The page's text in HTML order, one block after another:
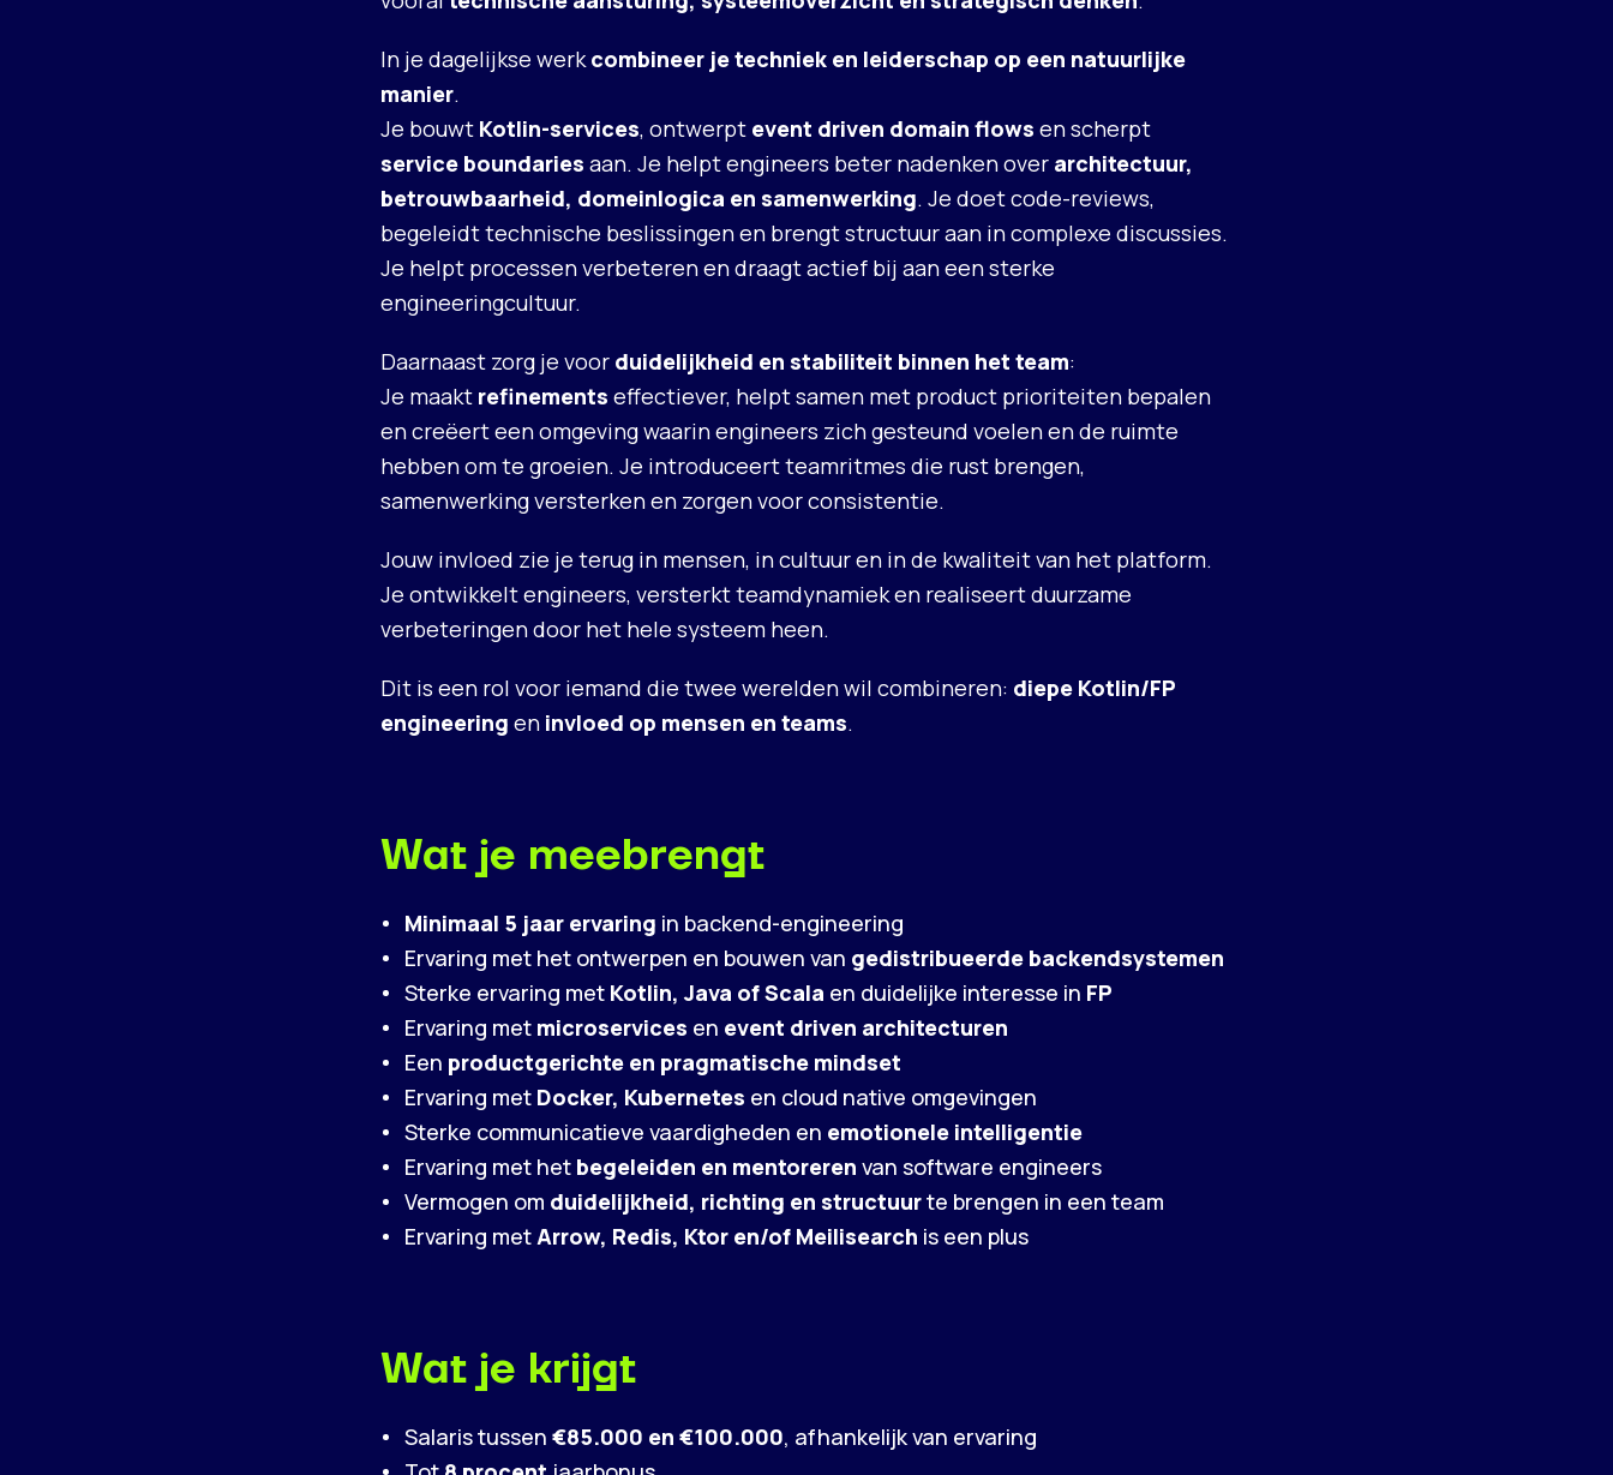
In je dagelijkse werkcombineer je techniek en leiderschap op een natuurlijke
manier.
Je bouwt Kotlin-services, ontwerpt event driven domain flows en scherpt
service boundaries aan. Je helpt engineers beter nadenken over architectuur,
betrouwbaarheid, domeinlogica en samenwerking. Je doet code-reviews,
begeleidt technische beslissingen en brengt structuur aan in complexe discussies.
Je helpt processen verbeteren en draagt actief bij aan een sterke
engineeringcultuur.
Daarnaast zorg je voor duidelijkheid en stabiliteit binnen het team:
Je maakt refinements effectiever, helpt samen met product prioriteiten bepalen
en creëert een omgeving waarin engineers zich gesteund voelen en de ruimte
hebben om te groeien. Je introduceert teamritmes die rust brengen,
samenwerking versterken en zorgen voor consistentie.
Jouw invloed zie je terug in mensen, in cultuur en in de kwaliteit van het platform.
Je ontwikkelt engineers, versterkt teamdynamiek en realiseert duurzame
verbeteringen door het hele systeem heen.
Dit is een rol voor iemand die twee werelden wil combineren: diepe Kotlin/FP
engineering en invloed op mensen en teams.
Wat je meebrengt
Minimaal 5 jaar ervaring in backend-engineering
Ervaring met het ontwerpen en bouwen van gedistribueerde backendsystemen
Sterke ervaring met Kotlin, Java of Scala en duidelijke interesse in FP
Ervaring met microservices en event driven architecturen
Een productgerichte en pragmatische mindset
Ervaring met Docker, Kubernetes en cloud native omgevingen
Sterke communicatieve vaardigheden en emotionele intelligentie
Ervaring met het begeleiden en mentoreren van software engineers
Vermogen om duidelijkheid, richting en structuurte brengen in een team
Ervaring metArrow, Redis, Ktor en/of Meilisearch is een plus
Wat je krijgt
Salaris tussen€85.000 en €100.000, afhankelijk van ervaring